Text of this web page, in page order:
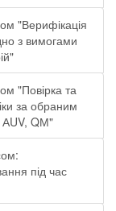
"Верифікація
з вимогами
"Повірка та
за обраним
АUV, QМ"
під час